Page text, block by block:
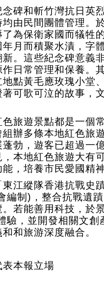
碑和斬竹灣抗日英
由民間團體管理。
為保衛家國而犠牲
月而積聚水漬，字
。這些紀念碑意義
日常管理和保養。
點黃毛應玫瑰小堂
可歌可泣的故事，
旅遊景點都是一個
辦多條本地紅色旅
勃，遊客已超過一
本地紅色旅遊大有
，培養市民愛國精神
江縱隊香港抗戰史
編制)，整合抗戰遺
若能善用科技，於
驗，並開發相關文創
和旅游深度融合。
本報立場